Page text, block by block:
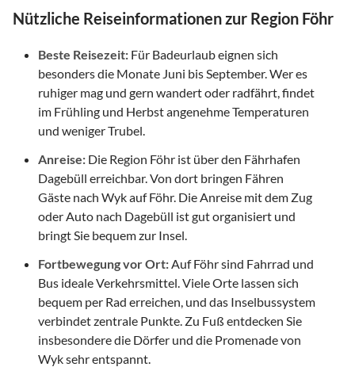
Nützliche Reiseinformationen zur Region Föhr
Beste Reisezeit: Für Badeurlaub eignen sich
besonders die Monate Juni bis September. Wer es
ruhiger mag und gern wandert oder radfährt, findet
im Frühling und Herbst angenehme Temperaturen
und weniger Trubel.
Anreise: Die Region Föhr ist über den Fährhafen
Dagebüll erreichbar. Von dort bringen Fähren
Gäste nach Wyk auf Föhr. Die Anreise mit dem Zug
oder Auto nach Dagebüll ist gut organisiert und
bringt Sie bequem zur Insel.
Fortbewegung vor Ort:Auf Föhr sind Fahrrad und
Bus ideale Verkehrsmittel. Viele Orte lassen sich
bequem per Rad erreichen, und das Inselbussystem
verbindet zentrale Punkte. Zu Fuß entdecken Sie
insbesondere die Dörfer und die Promenade von
Wyk sehr entspannt.